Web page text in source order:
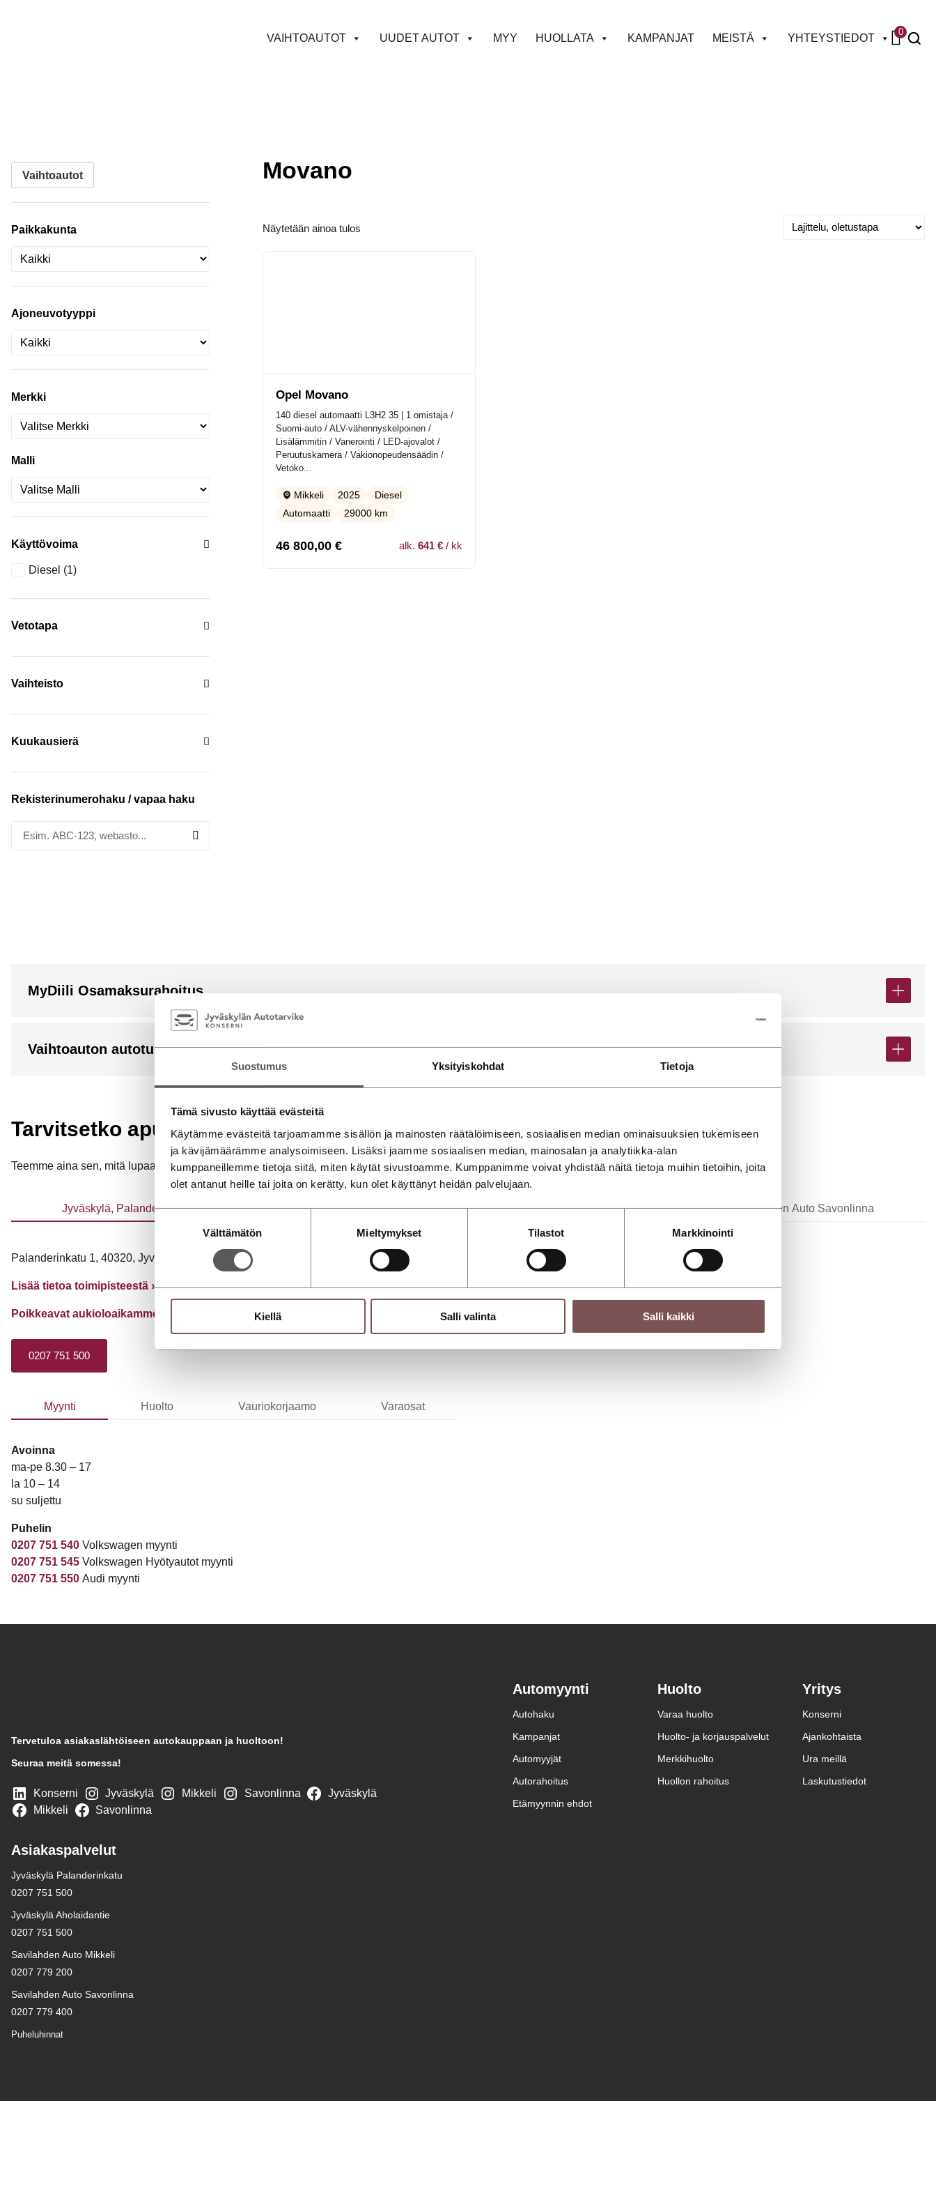
Suostumus Yksityiskohdat Tietoja
Tämä sivusto käyttää evästeitä
Käytämme evästeitä tarjoamamme sisällön ja mainosten räätälöimiseen, sosiaalisen median ominaisuuksien tukemiseen
ja kävijämäärämme analysoimiseen. Lisäksi jaamme sosiaalisen median, mainosalan ja analytiikka-alan
kumppaneillemme tietoja siitä, miten käytät sivustoamme. Kumppanimme voivat yhdistää näitä tietoja muihin tietoihin, joita
olet antanut heille tai joita on kerätty, kun olet käyttänyt heidän palvelujaan.
Suostumuksen
Välttämätön Mieltymykset Tilastot Markkinointi
Kiellä Salli valinta Salli kaikki
VAIHTOAUTOT UUDET AUTOT MYY HUOLLATA KAMPANJAT MEISTÄ YHTEYSTIEDOT
0
Vaihtoautot
Paikkakunta
Ajoneuvotyyppi
Merkki
Malli
Käyttövoima
Diesel (1)
Vetotapa
Vaihteisto
Kuukausierä
Rekisterinumerohaku / vapaa haku
Movano
Näytetään ainoa tulos
Opel Movano
140 diesel automaatti L3H2 35 | 1 omistaja /
Suomi-auto / ALV-vähennyskelpoinen /
Lisälämmitin / Vanerointi / LED-ajovalot /
Peruutuskamera / Vakionopeudensäädin /
Vetoko...
Mikkeli 2025
Diesel
Automaatti
29000 km
46 800,00 € alk.641 € / kk
MyDiili Osamaksurahoitus
Vaihtoauton autoturva
Tarvitsetko apua? Ota yhteyttä myyntiin!
Teemme aina sen, mitä lupaamme ja meiltä löytyy aina aikaa sinulle. Katso toimipistekohtaisia yhteystietoja.
Jyväskylä, Palanderinkatu Jyväskylä, Aholaidantie Savilahden Auto Mikkeli Savilahden Auto Savonlinna
Palanderinkatu 1, 40320, Jyväskylä
Lisää tietoa toimipisteestä »
Poikkeavat aukioloaikamme
0207 751 500
Myynti Huolto Vauriokorjaamo Varaosat
Avoinna
ma-pe 8.30 – 17
la 10 – 14
su suljettu
Puhelin
0207 751 540 Volkswagen myynti
0207 751 545 Volkswagen Hyötyautot myynti
0207 751 550 Audi myynti
Tervetuloa asiakaslähtöiseen autokauppaan ja huoltoon!
Seuraa meitä somessa!
Konserni Jyväskylä Mikkeli Savonlinna
Jyväskylä
Mikkeli
Savonlinna
Automyynti
Autohaku
Kampanjat
Automyyjät
Autorahoitus
Etämyynnin ehdot
Huolto
Varaa huolto
Huolto- ja korjauspalvelut
Merkkihuolto
Huollon rahoitus
Yritys
Konserni
Ajankohtaista
Ura meillä
Laskutustiedot
Asiakaspalvelut
Jyväskylä Palanderinkatu
0207 751 500
Jyväskylä Aholaidantie
0207 751 500
Savilahden Auto Mikkeli
0207 779 200
Savilahden Auto Savonlinna
0207 779 400
Puheluhinnat